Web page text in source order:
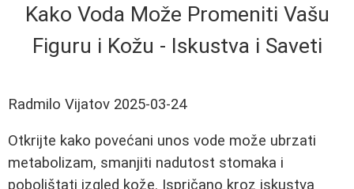
Kako Voda Može Promeniti Vašu
Figuru i Kožu - Iskustva i Saveti
Radmilo Vijatov 2025-03-24
Otkrijte kako povećani unos vode može ubrzati
metabolizam, smanjiti nadutost stomaka i
poboljštati izgled kože. Ispričano kroz iskustva